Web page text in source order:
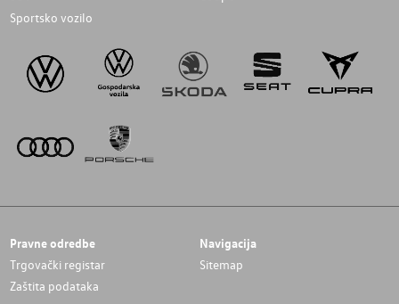
Sportsko vozilo
Pravne odredbe
Trgovački registar
Zaštita podataka
Navigacija
Sitemap